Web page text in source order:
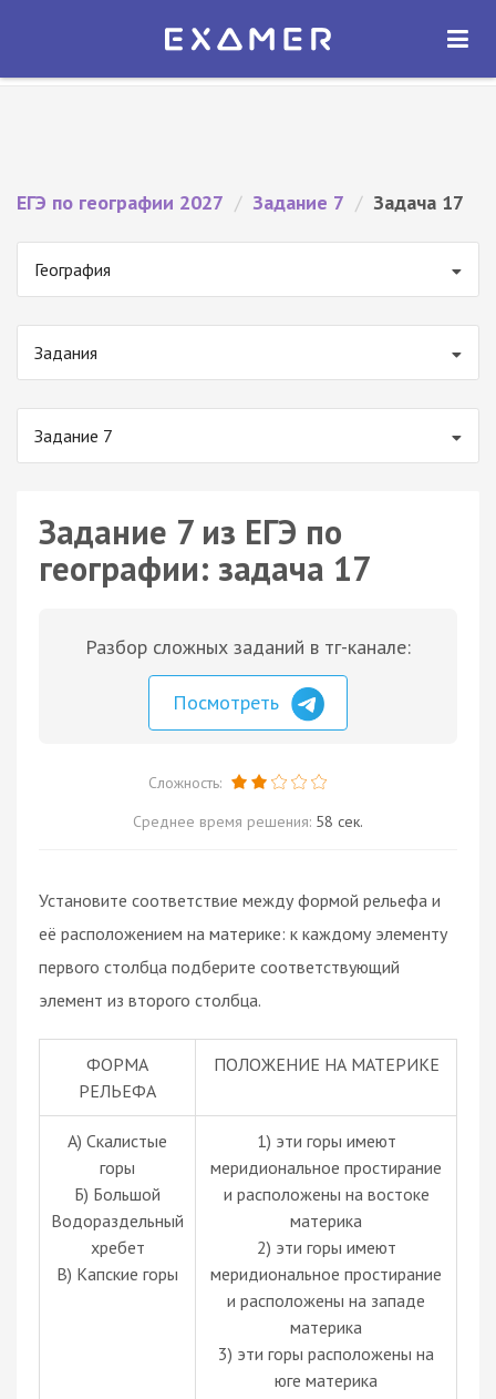
Экзамер — ЕГЭ 2027
ОТКРЫТЬ
ЕГЭ по географии 2027 / Задание 7 / Задача 17
География
Задания
Задание 7
Задание 7 из ЕГЭ по
географии: задача 17
Разбор сложных заданий в тг-канале:
Посмотреть
Сложность:
Среднее время решения: 58 сек.
Установите соответствие между формой рельефа и
её расположением на материке: к каждому элементу
первого столбца подберите соответствующий
элемент из второго столбца.
ФОРМА
РЕЛЬЕФА
ПОЛОЖЕНИЕ НА МАТЕРИКЕ
A) Скалистые
горы
Б) Большой
Водораздельный
хребет
В) Капские горы
1) эти горы имеют
меридиональное простирание
и расположены на востоке
материка
2) эти горы имеют
меридиональное простирание
и расположены на западе
материка
3) эти горы расположены на
юге материка